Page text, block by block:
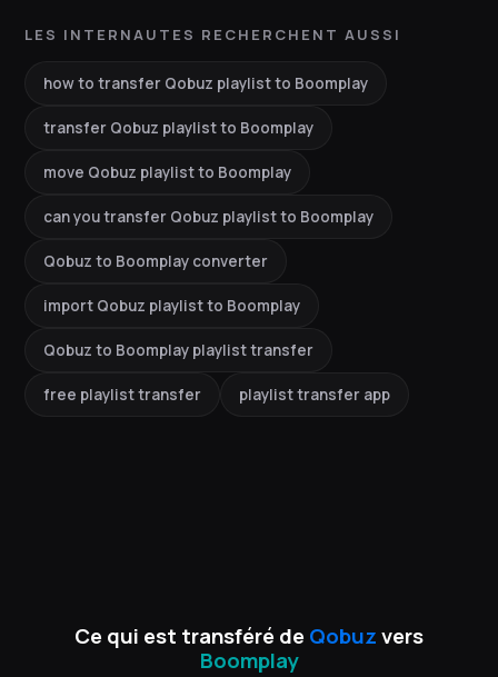
LES INTERNAUTES RECHERCHENT AUSSI
how to transfer Qobuz playlist to Boomplay
transfer Qobuz playlist to Boomplay
move Qobuz playlist to Boomplay
can you transfer Qobuz playlist to Boomplay
Qobuz to Boomplay converter
import Qobuz playlist to Boomplay
Qobuz to Boomplay playlist transfer
free playlist transfer playlist transfer app
Ce qui est transféré de Qobuzvers
Boomplay